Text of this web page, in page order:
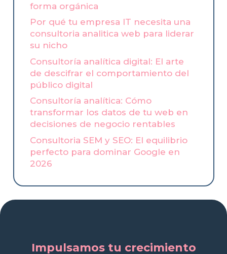
forma orgánica
Por qué tu empresa IT necesita una
consultoria analitica web para liderar
su nicho
Consultoría analítica digital: El arte
de descifrar el comportamiento del
público digital
Consultoría analítica: Cómo
transformar los datos de tu web en
decisiones de negocio rentables
Consultoria SEM y SEO: El equilibrio
perfecto para dominar Google en
2026
Impulsamos tu crecimiento